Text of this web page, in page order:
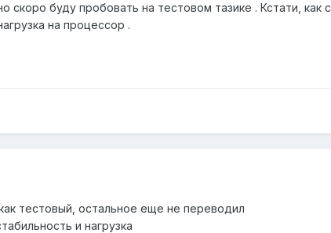
скоро буду пробовать на тестовом тазике . Кстати, как
на процессор .
тестовый, остальное еще не переводил
и нагрузка